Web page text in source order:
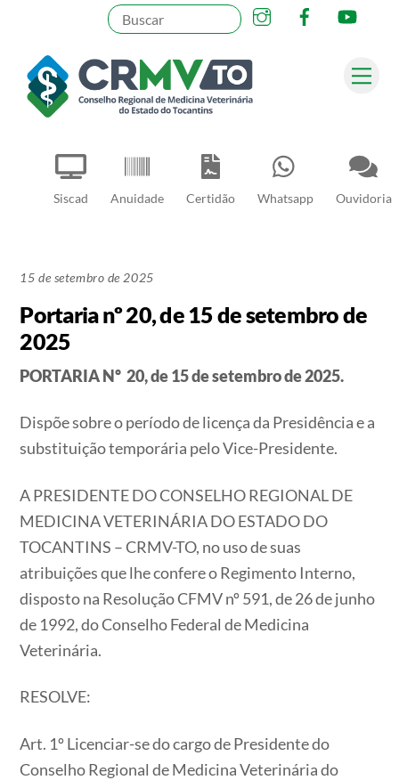
content
Siscad Anuidade Certidão Whatsapp Ouvidoria
InstagramFacebook
Pesquisar
15 de setembro de 2025
Portaria nº 20, de 15 de setembro de
2025
PORTARIA Nº 20, de 15 de setembro de 2025.
Dispõe sobre o período de licença da Presidência e a
substituição temporária pelo Vice-Presidente.
A PRESIDENTE DO CONSELHO REGIONAL DE
MEDICINA VETERINÁRIA DO ESTADO DO
TOCANTINS – CRMV-TO, no uso de suas
atribuições que lhe confere o Regimento Interno,
disposto na Resolução CFMV nº 591, de 26 de junho
de 1992, do Conselho Federal de Medicina
Veterinária.
RESOLVE:
Art. 1º Licenciar-se do cargo de Presidente do
Conselho Regional de Medicina Veterinária do